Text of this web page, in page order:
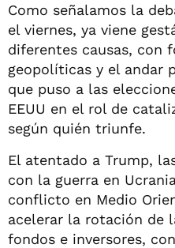
Como señalamos la
el viernes, ya viene
diferentes causas, con
geopolíticas y el andar
que puso a las
EEUU en el rol de
según quién triunfe.
El atentado a Trump,
con la guerra en
conflicto en Medio
acelerar la rotación de
fondos e inversores,